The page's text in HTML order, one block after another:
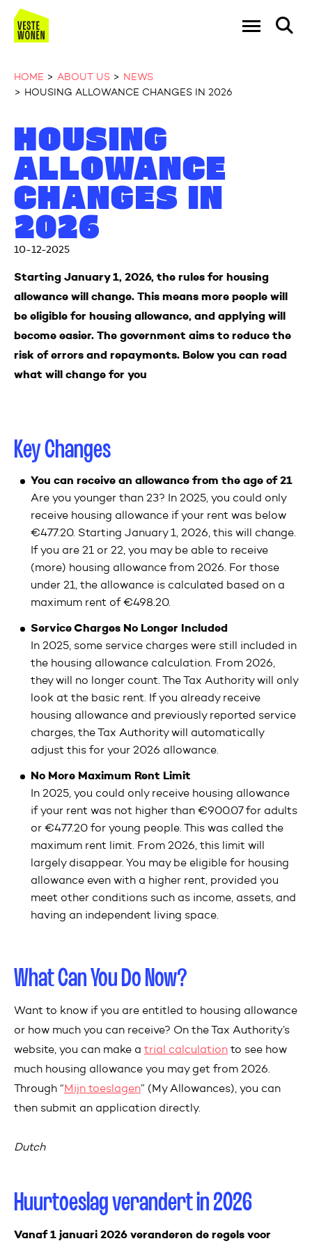
Go to the homepage
Ga naar
HOME ABOUT US
NEWS
HOUSING ALLOWANCE CHANGES IN 2026
HOUSING
ALLOWANCE
CHANGES IN
2026
10-12-2025
Starting January 1, 2026, the rules for housing
allowance will change. This means more people will
be eligible for housing allowance, and applying will
become easier. The government aims to reduce the
risk of errors and repayments. Below you can read
what will change for you
Key Changes
You can receive an allowance from the age of 21
Are you younger than 23? In 2025, you could only
receive housing allowance if your rent was below
€477.20. Starting January 1, 2026, this will change.
If you are 21 or 22, you may be able to receive
(more) housing allowance from 2026. For those
under 21, the allowance is calculated based on a
maximum rent of €498.20.
Service Charges No Longer Included
In 2025, some service charges were still included in
the housing allowance calculation. From 2026,
they will no longer count. The Tax Authority will only
look at the basic rent. If you already receive
housing allowance and previously reported service
charges, the Tax Authority will automatically
adjust this for your 2026 allowance.
No More Maximum Rent Limit
In 2025, you could only receive housing allowance
if your rent was not higher than €900.07 for adults
or €477.20 for young people. This was called the
maximum rent limit. From 2026, this limit will
largely disappear. You may be eligible for housing
allowance even with a higher rent, provided you
meet other conditions such as income, assets, and
having an independent living space.
What Can You Do Now?
Want to know if you are entitled to housing allowance
or how much you can receive? On the Tax Authority’s
website, you can make a trial calculation to see how
much housing allowance you may get from 2026.
Through “Mijn toeslagen” (My Allowances), you can
then submit an application directly.
Dutch
Huurtoeslag verandert in 2026
Vanaf 1 januari 2026 veranderen de regels voor